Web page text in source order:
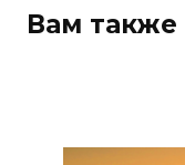
Вам также